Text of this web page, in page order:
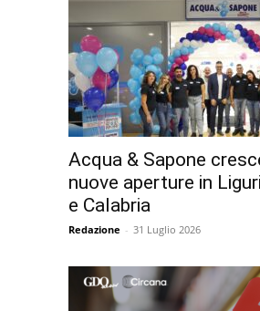
Acqua & Sapone
nuove aperture in
e Calabria
Redazione - 31 Luglio 2026